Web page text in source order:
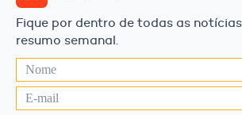
Fique por dentro de todas as
resumo semanal.